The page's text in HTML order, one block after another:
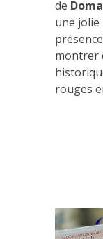
de
une jolie
montrer
rouges